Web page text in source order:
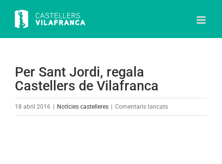
content
Per Sant Jordi, regala
Castellers de Vilafranca
18 abril 2016 Notícies castelleres Comentaris tancatsa